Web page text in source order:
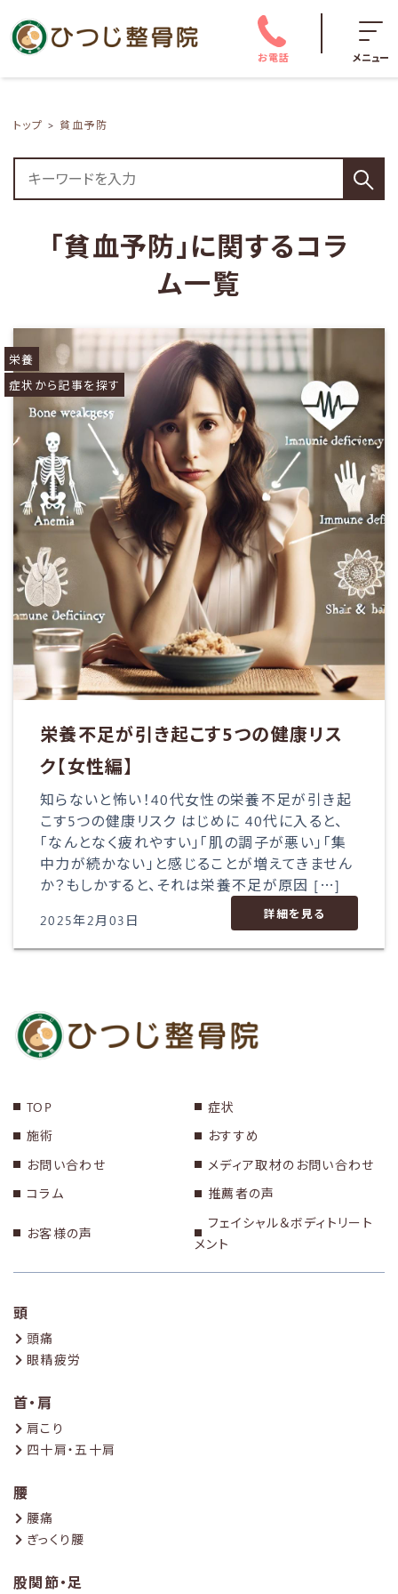
お電話 メニュー
トップ 貧血予防
「貧血予防」に関するコラ
ム一覧
栄養不足が引き起こす5つの健康リス
ク【女性編】
知らないと怖い！40代女性の栄養不足が引き起
こす5つの健康リスク はじめに 40代に入ると、
「なんとなく疲れやすい」「肌の調子が悪い」「集
中力が続かない」と感じることが増えてきません
か？もしかすると、それは栄養不足が原因 […]
2025年2月03日 詳細を見る
栄養
症状から記事を探す
TOP
症状
施術
おすすめ
お問い合わせ
メディア取材のお問い合わせ
コラム
推薦者の声
お客様の声
フェイシャル＆ボディトリート
メント
頭
頭痛
眼精疲労
首・肩
肩こり
四十肩・五十肩
腰
腰痛
ぎっくり腰
股関節・足